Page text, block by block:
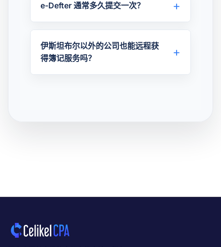
e-Defter 通常多久提交一次？
伊斯坦布尔以外的公司也能远程获
得簿记服务吗？